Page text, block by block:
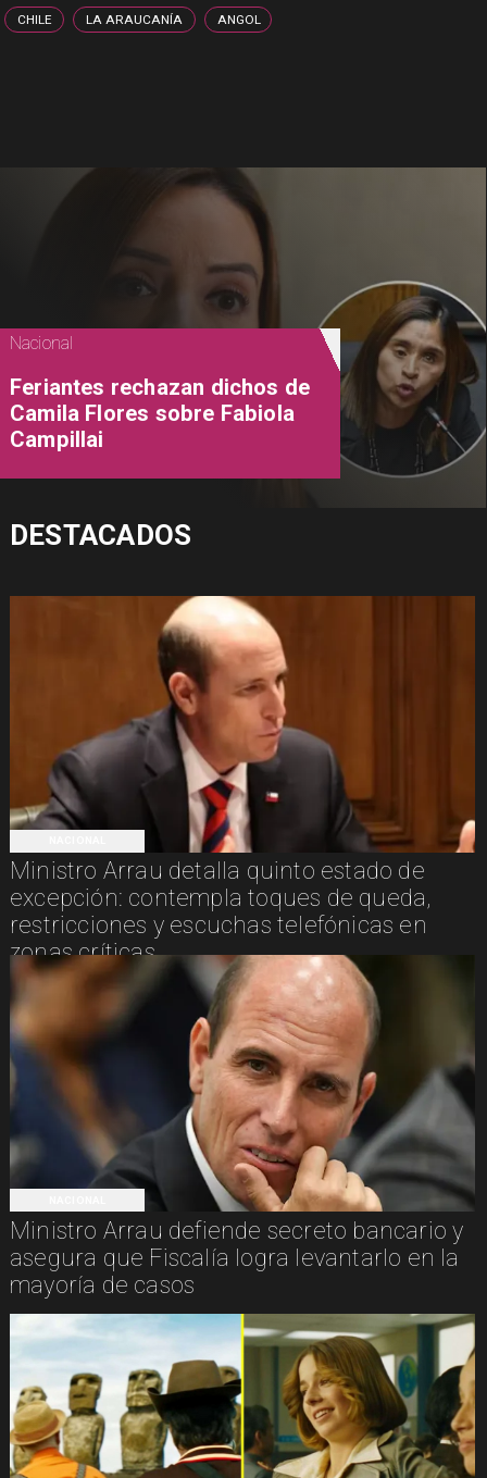
CHILE LA ARAUCANÍA ANGOL
Ministro Arrau detalla quinto estado de
excepción: contempla toques de queda,
restricciones y escuchas telefónicas en
zonas críticas
Ministro Arrau defiende secreto bancario y
asegura que Fiscalía logra levantarlo en la
mayoría de casos
Nacional
Feriantes rechazan dichos de
Camila Flores sobre Fabiola
Campillai
DESTACADOS